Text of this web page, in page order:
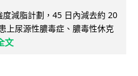
減脂計劃，45 日內減去約 20
上尿源性膿毒症、膿毒性休克
文